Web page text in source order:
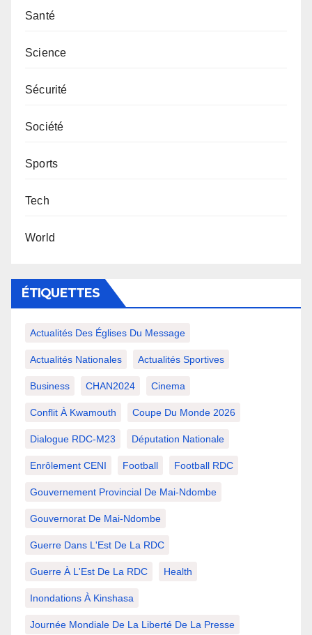
Santé
Science
Sécurité
Société
Sports
Tech
World
ÉTIQUETTES
Actualités Des Églises Du Message
Actualités Nationales Actualités Sportives
Business CHAN2024 Cinema
Conflit À Kwamouth Coupe Du Monde 2026
Dialogue RDC-M23 Députation Nationale
Enrôlement CENI Football Football RDC
Gouvernement Provincial De Mai-Ndombe
Gouvernorat De Mai-Ndombe
Guerre Dans L'Est De La RDC
Guerre À L'Est De La RDC Health
Inondations À Kinshasa
Journée Mondiale De La Liberté De La Presse